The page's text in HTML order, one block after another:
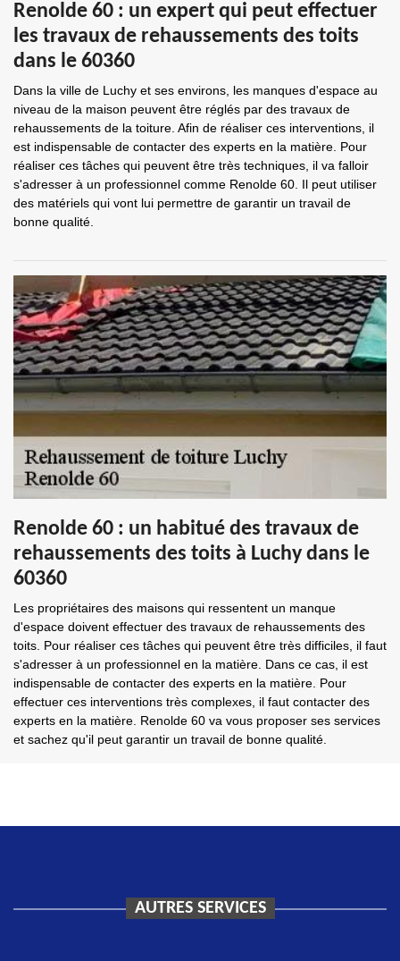
Renolde 60 : un expert qui peut effectuer
les travaux de rehaussements des toits
dans le 60360
Dans la ville de Luchy et ses environs, les manques d'espace au
niveau de la maison peuvent être réglés par des travaux de
rehaussements de la toiture. Afin de réaliser ces interventions, il
est indispensable de contacter des experts en la matière. Pour
réaliser ces tâches qui peuvent être très techniques, il va falloir
s'adresser à un professionnel comme Renolde 60. Il peut utiliser
des matériels qui vont lui permettre de garantir un travail de
bonne qualité.
Renolde 60 : un habitué des travaux de
rehaussements des toits à Luchy dans le
60360
Les propriétaires des maisons qui ressentent un manque
d'espace doivent effectuer des travaux de rehaussements des
toits. Pour réaliser ces tâches qui peuvent être très difficiles, il faut
s'adresser à un professionnel en la matière. Dans ce cas, il est
indispensable de contacter des experts en la matière. Pour
effectuer ces interventions très complexes, il faut contacter des
experts en la matière. Renolde 60 va vous proposer ses services
et sachez qu'il peut garantir un travail de bonne qualité.
AUTRES SERVICES